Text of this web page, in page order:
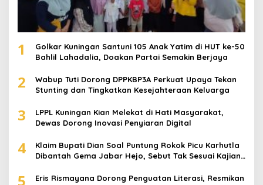
1
Golkar Kuningan Santuni 105 Anak Yatim di HUT ke-50
Bahlil Lahadalia, Doakan Partai Semakin Berjaya
2
Wabup Tuti Dorong DPPKBP3A Perkuat Upaya Tekan
Stunting dan Tingkatkan Kesejahteraan Keluarga
3
LPPL Kuningan Kian Melekat di Hati Masyarakat,
Dewas Dorong Inovasi Penyiaran Digital
4
Klaim Bupati Dian Soal Puntung Rokok Picu Karhutla
Dibantah Gema Jabar Hejo, Sebut Tak Sesuai Kajian
5
Eris Rismayana Dorong Penguatan Literasi, Resmikan